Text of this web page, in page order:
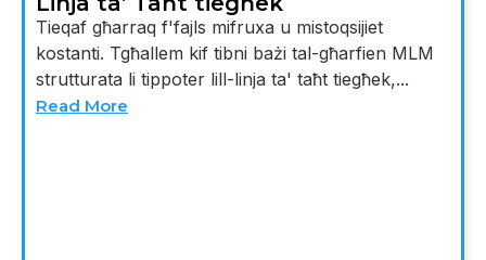
Tieqaf għarraq f'fajls mifruxa u mistoqsijiet
kostanti. Tgħallem kif tibni bażi tal-għarfien MLM
strutturata li tippoter lill-linja ta' taħt tiegħek,...
Read More